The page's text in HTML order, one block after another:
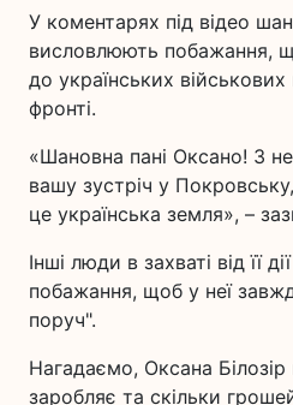
У коментарях під відео
висловлюють побажання,
до українських
фронті.
«Шановна пані Оксано! З
вашу зустріч у
це українська земля», –
Інші люди в захваті від її
побажання, щоб у неї
поруч".
Нагадаємо, Оксана Білозір
заробляє та скільки